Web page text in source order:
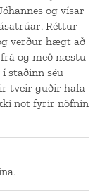
og vísar
Réttur
verður hægt að
og með næstu
staðinn séu
tveir guðir hafa
not fyrir nöfnin